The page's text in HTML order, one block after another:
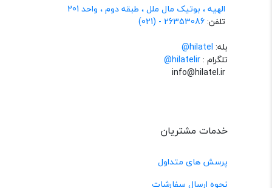
الهیه ، بوتیک مال ملل ، طبقه دوم ، واحد 201
تلفن:26353086 - (021)
بله: hilatel@
تلگرام :@hilatelir
خدمات مشتریان
پرسش های متداول
نحوه ارسال سفارشات